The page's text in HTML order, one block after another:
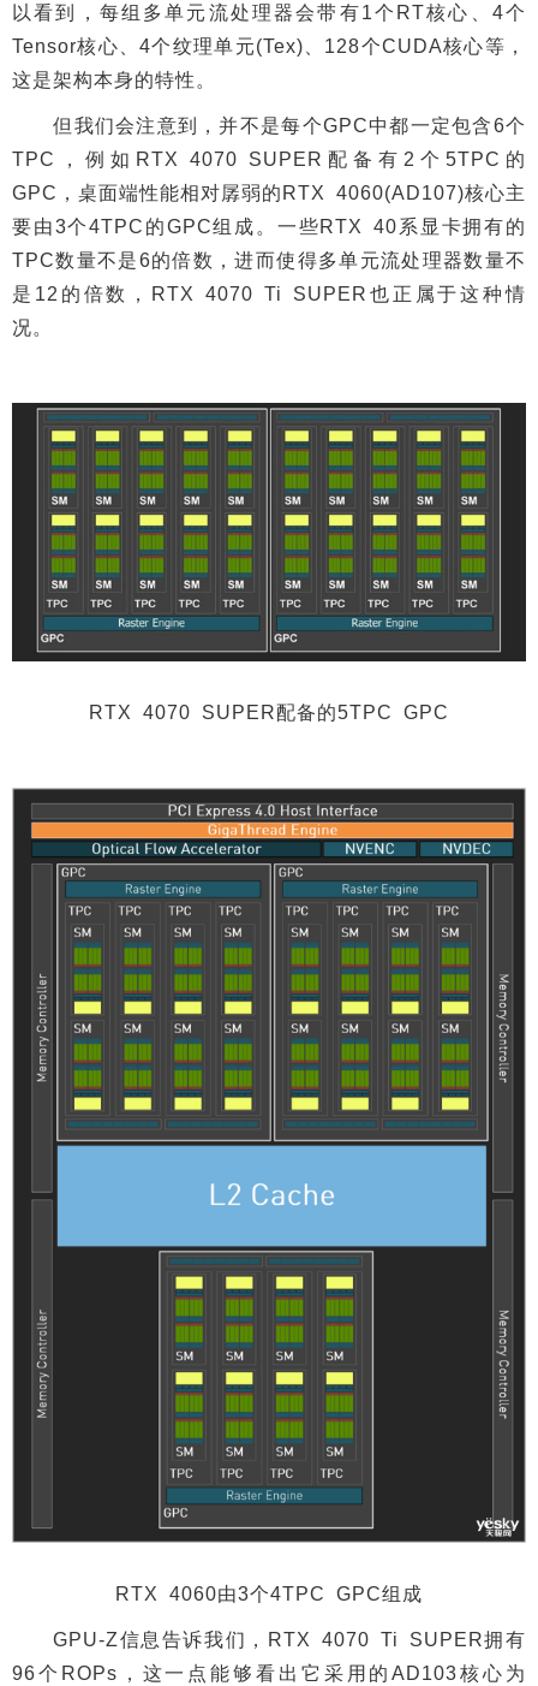
以看到，每组多单元流处理器会带有1个RT核心、4个
Tensor核心、4个纹理单元(Tex)、128个CUDA核心等，
这是架构本身的特性。
但我们会注意到，并不是每个GPC中都一定包含6个
TPC，例如RTX 4070 SUPER配备有2个5TPC的
GPC，桌面端性能相对孱弱的RTX 4060(AD107)核心主
要由3个4TPC的GPC组成。一些RTX 40系显卡拥有的
TPC数量不是6的倍数，进而使得多单元流处理器数量不
是12的倍数，RTX 4070 Ti SUPER也正属于这种情
况。
RTX 4070 SUPER配备的5TPC GPC
RTX 4060由3个4TPC GPC组成
GPU-Z信息告诉我们，RTX 4070 Ti SUPER拥有
96个ROPs，这一点能够看出它采用的AD103核心为